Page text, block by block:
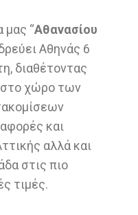
μας “Αθανασίου
Αθηνάς 6
διαθέτοντας
στο χώρο των
και
αλλά και
στις πιο
τιμές.